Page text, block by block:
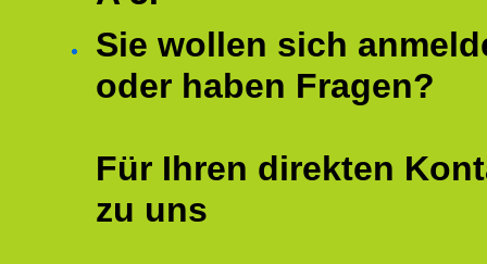
Sie wollen sich
oder haben Fragen?
Für Ihren direkten
zu uns